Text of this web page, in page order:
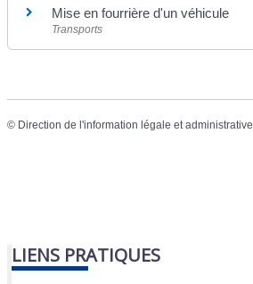
Mise en fourrière d'un véhicule
Transports
© Direction de l'information légale et administrative
LIENS PRATIQUES